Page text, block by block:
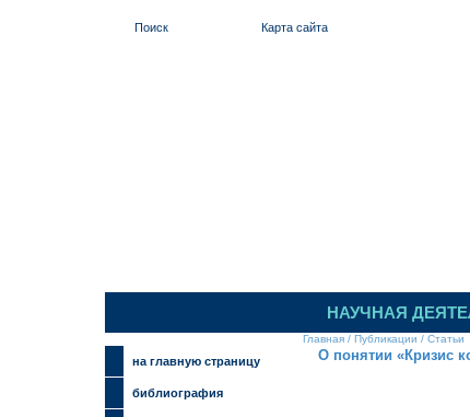
Поиск Карта сайта
НАУЧНАЯ
на главную страницу
библиография
Главная / Публикации / Статьи
О понятии «Кризис